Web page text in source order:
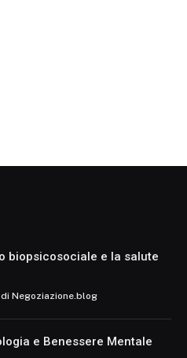
biopsicosociale e la salute
Negoziazione.blog
e Benessere Mentale